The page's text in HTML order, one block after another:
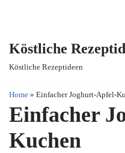
content
Köstliche
Köstliche Rezeptideen
Home » Einfacher Joghurt-Apfel-
Einfacher
Kuchen